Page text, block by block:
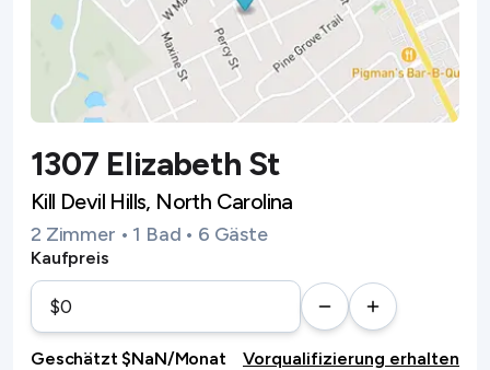
1307 Elizabeth St
Kill Devil Hills, North Carolina
2 Zimmer • 1 Bad • 6 Gäste
Kaufpreis
Geschätzt $NaN/Monat Vorqualifizierung erhalten